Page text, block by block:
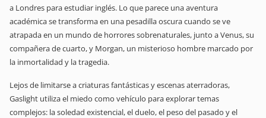
a Londres para estudiar inglés. Lo que parece una aventura
académica se transforma en una pesadilla oscura cuando se ve
atrapada en un mundo de horrores sobrenaturales, junto a Venus, su
compañera de cuarto, y Morgan, un misterioso hombre marcado por
la inmortalidad y la tragedia.
Lejos de limitarse a criaturas fantásticas y escenas aterradoras,
Gaslight utiliza el miedo como vehículo para explorar temas
complejos: la soledad existencial, el duelo, el peso del pasado y el